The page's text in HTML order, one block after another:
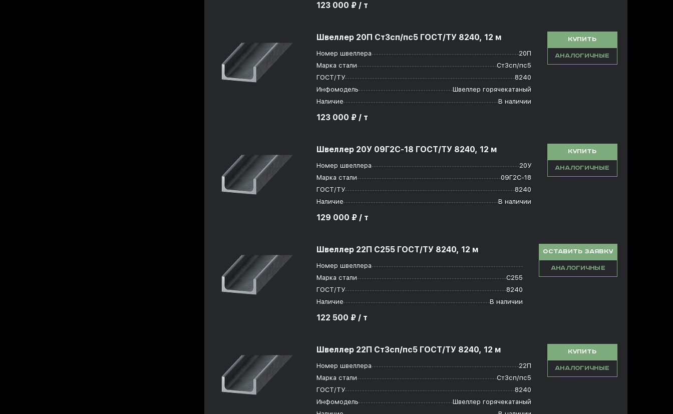
123 000 ₽ / т
Швеллер 20П Ст3сп/пс5 ГОСТ/ТУ 8240, 12 м
Номер швеллера
20П
Марка стали
Ст3сп/пс5
ГОСТ/ТУ
8240
Инфомодель
Швеллер горячекатаный
Наличие
В наличии
123 000 ₽ / т
КУПИТЬ
АНАЛОГИЧНЫЕ
Швеллер 20У 09Г2С-18 ГОСТ/ТУ 8240, 12 м
Номер швеллера
20У
Марка стали
09Г2С-18
ГОСТ/ТУ
8240
Наличие
В наличии
129 000 ₽ / т
КУПИТЬ
АНАЛОГИЧНЫЕ
Швеллер 22П С255 ГОСТ/ТУ 8240, 12 м
Номер швеллера
Марка стали
С255
ГОСТ/ТУ
8240
Наличие
В наличии
122 500 ₽ / т
ОСТАВИТЬ ЗАЯВКУ
АНАЛОГИЧНЫЕ
Швеллер 22П Ст3сп/пс5 ГОСТ/ТУ 8240, 12 м
Номер швеллера
22П
Марка стали
Ст3сп/пс5
ГОСТ/ТУ
8240
Инфомодель
Швеллер горячекатаный
КУПИТЬ
АНАЛОГИЧНЫЕ